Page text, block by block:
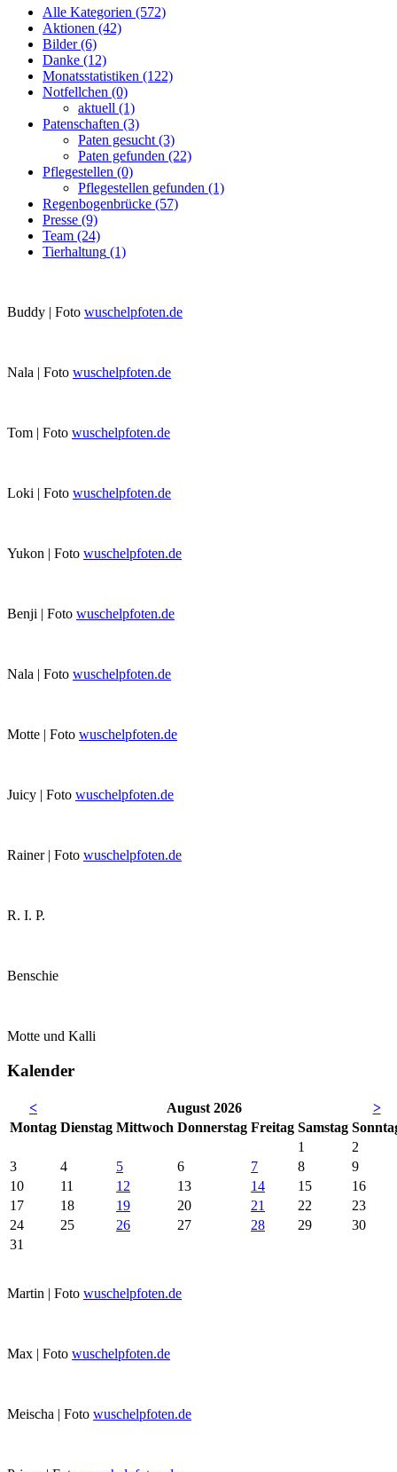
Alle Kategorien (572)
Aktionen (42)
Bilder (6)
Danke (12)
Monatsstatistiken (122)
Notfellchen (0)
aktuell (1)
Patenschaften (3)
Paten gesucht (3)
Paten gefunden (22)
Pflegestellen (0)
Pflegestellen gefunden (1)
Regenbogenbrücke (57)
Presse (9)
Team (24)
Tierhaltung (1)
Buddy | Foto wuschelpfoten.de
Nala | Foto wuschelpfoten.de
Tom | Foto wuschelpfoten.de
Loki | Foto wuschelpfoten.de
Yukon | Foto wuschelpfoten.de
Benji | Foto wuschelpfoten.de
Nala | Foto wuschelpfoten.de
Motte | Foto wuschelpfoten.de
Juicy | Foto wuschelpfoten.de
Rainer | Foto wuschelpfoten.de
R. I. P.
Benschie
Motte und Kalli
Kalender
< August 2026
>
Montag Dienstag Mittwoch Donnerstag Freitag Samstag So
1
2
3
4 5 6 7 8
9
10
11 12 13 14 15
16
17
18 19 20 21 22
23
24
25 26 27 28 29
30
31
Martin | Foto wuschelpfoten.de
Max | Foto wuschelpfoten.de
Meischa | Foto wuschelpfoten.de